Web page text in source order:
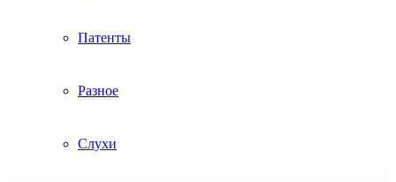
Патенты
Разное
Слухи